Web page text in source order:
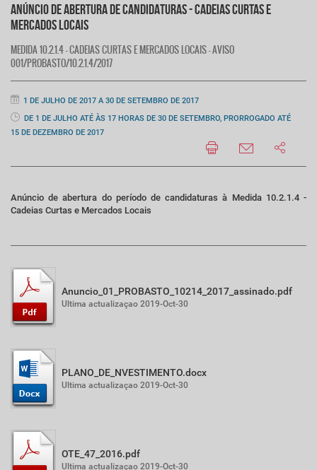
ANÚNCIO DE ABERTURA DE CANDIDATURAS - CADEIAS CURTAS E
MERCADOS LOCAIS
MEDIDA 10.2.1.4 - CADEIAS CURTAS E MERCADOS LOCAIS - AVISO
001/PROBASTO/10.2.1.4/2017
1 DE JULHO DE 2017 A 30 DE SETEMBRO DE 2017
DE 1 DE JULHO ATÉ ÀS 17 HORAS DE 30 DE SETEMBRO, PRORROGADO ATÉ
15 DE DEZEMBRO DE 2017
Anúncio de abertura do período de candidaturas à Medida 10.2.1.4 -
Cadeias Curtas e Mercados Locais
Anuncio_01_PROBASTO_10214_2017_assinado.pdf
Ultima actualizaçao 2019-Oct-30
PLANO_DE_NVESTIMENTO.docx
Ultima actualizaçao 2019-Oct-30
OTE_47_2016.pdf
Ultima actualizaçao 2019-Oct-30